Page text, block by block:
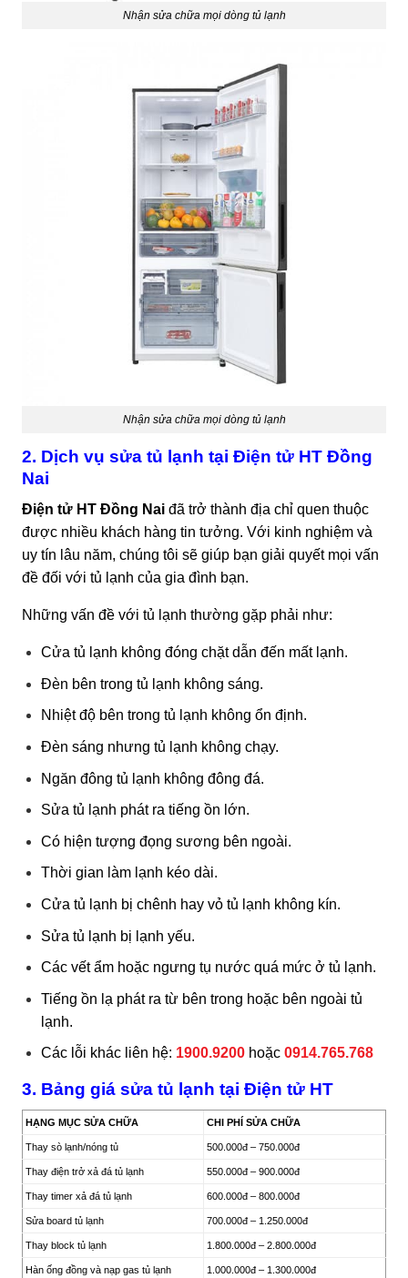
Nhận sửa chữa mọi dòng tủ lạnh
Nhận sửa chữa mọi dòng tủ lạnh
2. Dịch vụ sửa tủ lạnh tại Điện tử HT Đồng
Nai
Điện tử HT Đồng Nai đã trở thành địa chỉ quen thuộc
được nhiều khách hàng tin tưởng. Với kinh nghiệm và
uy tín lâu năm, chúng tôi sẽ giúp bạn giải quyết mọi vấn
đề đối với tủ lạnh của gia đình bạn.
Những vấn đề với tủ lạnh thường gặp phải như:
Cửa tủ lạnh không đóng chặt dẫn đến mất lạnh.
Đèn bên trong tủ lạnh không sáng.
Nhiệt độ bên trong tủ lạnh không ổn định.
Đèn sáng nhưng tủ lạnh không chạy.
Ngăn đông tủ lạnh không đông đá.
Sửa tủ lạnh phát ra tiếng ồn lớn.
Có hiện tượng đọng sương bên ngoài.
Thời gian làm lạnh kéo dài.
Cửa tủ lạnh bị chênh hay vỏ tủ lạnh không kín.
Sửa tủ lạnh bị lạnh yếu.
Các vết ẩm hoặc ngưng tụ nước quá mức ở tủ lạnh.
Tiếng ồn lạ phát ra từ bên trong hoặc bên ngoài tủ
lạnh.
Các lỗi khác liên hệ: 1900.9200hoặc 0914.765.768
3. Bảng giá sửa tủ lạnh tại Điện tử HT
HẠNG MỤC SỬA CHỮA CHI PHÍ SỬA CHỮA
Thay sò lạnh/nóng tủ 500.000đ – 750.000đ
Thay điện trở xả đá tủ lạnh 550.000đ – 900.000đ
Thay timer xả đá tủ lạnh 600.000đ – 800.000đ
Sửa board tủ lạnh 700.000đ – 1.250.000đ
Thay block tủ lạnh 1.800.000đ – 2.800.000đ
Hàn ống đồng và nạp gas tủ lạnh 1.000.000đ – 1.300.000đ